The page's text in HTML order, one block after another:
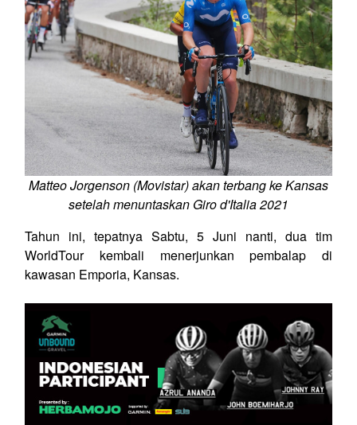
Matteo Jorgenson (Movistar) akan terbang ke Kansas
setelah menuntaskan Giro d'Italia 2021
Tahun ini, tepatnya Sabtu, 5 Juni nanti, dua tim
WorldTour kembali menerjunkan pembalap di
kawasan Emporia, Kansas.